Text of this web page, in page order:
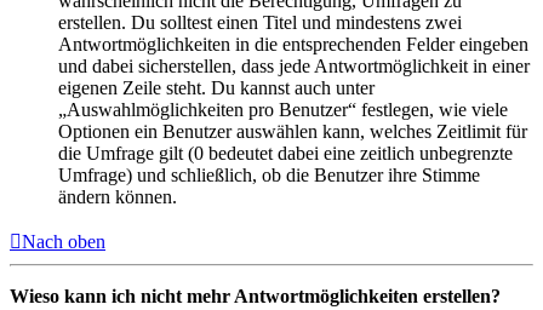
erstellen. Du solltest einen Titel und mindestens zwei
Antwortmöglichkeiten in die entsprechenden Felder eingeben
und dabei sicherstellen, dass jede Antwortmöglichkeit in einer
eigenen Zeile steht. Du kannst auch unter
„Auswahlmöglichkeiten pro Benutzer“ festlegen, wie viele
Optionen ein Benutzer auswählen kann, welches Zeitlimit für
die Umfrage gilt (0 bedeutet dabei eine zeitlich unbegrenzte
Umfrage) und schließlich, ob die Benutzer ihre Stimme
ändern können.
Nach oben
Wieso kann ich nicht mehr Antwortmöglichkeiten erstellen?